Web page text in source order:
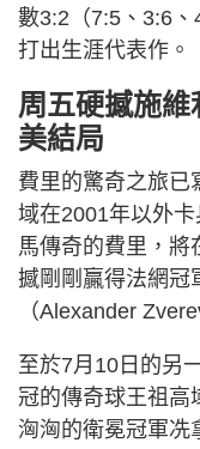
數3:2（7:5、3:6、
打出生涯代表作。
周五硬撼施
美結局
費里的驚奇之旅已
域在2001年以外
馬傳奇的費里，將
撼剛剛贏得法網冠
（Alexander
至於7月10日的另
冠的傳奇球王祖高
洶洶的衛冕冠軍冼